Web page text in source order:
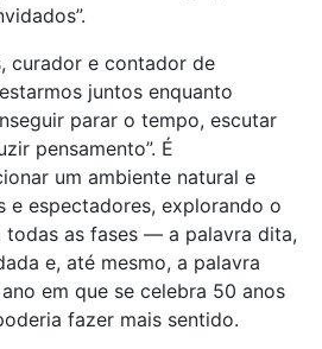
curador e contador de
juntos enquanto
parar o tempo, escutar
pensamento”. É
um ambiente natural e
e espectadores, explorando o
todas as fases — a palavra dita,
e, até mesmo, a palavra
em que se celebra 50 anos
fazer mais sentido.